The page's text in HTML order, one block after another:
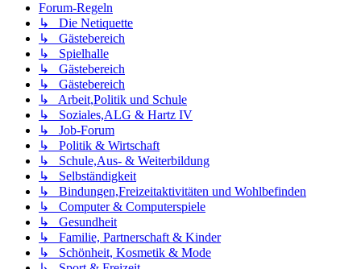
Forum-Regeln
↳ Die Netiquette
↳ Gästebereich
↳ Spielhalle
↳ Gästebereich
↳ Gästebereich
↳ Arbeit,Politik und Schule
↳ Soziales,ALG & Hartz IV
↳ Job-Forum
↳ Politik & Wirtschaft
↳ Schule,Aus- & Weiterbildung
↳ Selbständigkeit
↳ Bindungen,Freizeitaktivitäten und Wohlbefinden
↳ Computer & Computerspiele
↳ Gesundheit
↳ Familie, Partnerschaft & Kinder
↳ Schönheit, Kosmetik & Mode